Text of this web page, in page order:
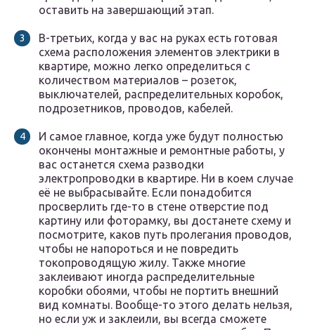
оставить на завершающий этап.
В-третьих, когда у вас на руках есть готовая
схема расположения элементов электрики в
квартире, можно легко определиться с
количеством материалов – розеток,
выключателей, распределительных коробок,
подрозетников, проводов, кабелей.
И самое главное, когда уже будут полностью
окончены монтажные и ремонтные работы, у
вас останется схема разводки
электропроводки в квартире. Ни в коем случае
её не выбрасывайте. Если понадобится
просверлить где-то в стене отверстие под
картину или фоторамку, вы достанете схему и
посмотрите, каков путь пролегания проводов,
чтобы не напороться и не повредить
токопроводящую жилу. Также многие
заклеивают иногда распределительные
коробки обоями, чтобы не портить внешний
вид комнаты. Вообще-то этого делать нельзя,
но если уж и заклеили, вы всегда сможете